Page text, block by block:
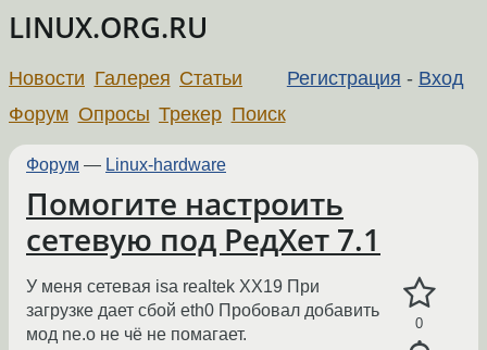
LINUX.ORG.RU
Регистрация - Вход
Новости Галерея Статьи
Форум Опросы Трекер Поиск
Форум — Linux-hardware
Помогите настроить
сетевую под РедХет 7.1
0
У меня сетевая isa realtek XX19 При
загрузке дает сбой eth0 Пробовал добавить
мод ne.o не чё не помагает.